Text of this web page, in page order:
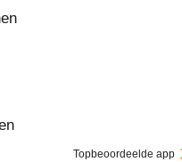
Topbeoordeelde app